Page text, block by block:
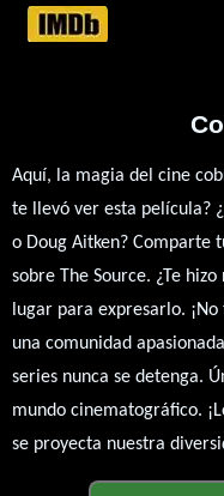
Aquí, la magia del cine
te llevó ver esta película?
o Doug Aitken? Comparte
sobre The Source. ¿Te
lugar para expresarlo.
una comunidad
series nunca se detenga.
mundo cinematográfico.
se proyecta nuestra